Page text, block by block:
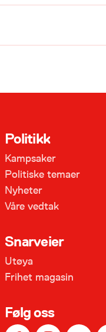
Politikk
Kampsaker
Politiske temaer
Nyheter
Våre vedtak
Snarveier
Utøya
Frihet magasin
Følg oss